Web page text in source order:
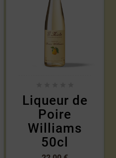
Liqueur de
Poire
Williams
50cl